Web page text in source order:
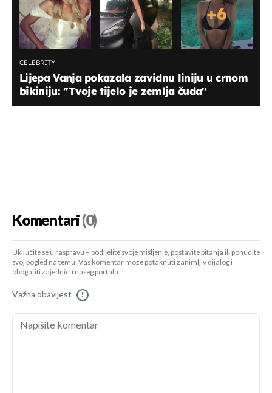
+6
CELEBRITY
Lijepa Vanja pokazala zavidnu liniju u crnom
bikiniju: "Tvoje tijelo je zemlja čuda"
Komentari(0)
Uključite se u raspravu – podijelite svoje mišljenje, postavite pitanja ili ponudite
svoj pogled na temu. Vaš komentar može potaknuti zanimljiv dijalog i
obogatiti zajednicu našeg portala.
Važna obavijest !